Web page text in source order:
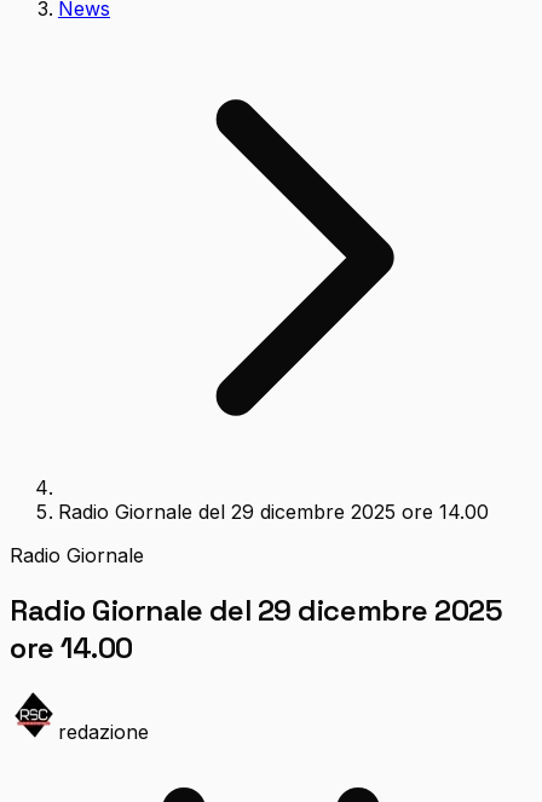
News
Radio Giornale del 29 dicembre 2025 ore 14.00
Radio Giornale
Radio Giornale del 29 dicembre 2025
ore 14.00
redazione